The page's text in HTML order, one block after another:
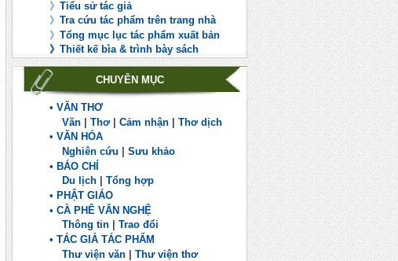
》Tiểu sử tác giả
》Tra cứu tác phẩm trên trang nhà
》Tổng mục lục tác phẩm xuất bản
》Thiết kế bìa & trình bày sách
CHUYÊN MỤC
• VĂN THƠ
Văn |Thơ|Cảm nhận |Thơ dịch
• VĂN HÓA
Nghiên cứu |Sưu khảo
• BÁO CHÍ
Du lịch |Tổng hợp
• PHẬT GIÁO
• CÀ PHÊ VĂN NGHỆ
Thông tin |Trao đổi
• TÁC GIẢ TÁC PHẨM
Thư viện văn |Thư viện thơ